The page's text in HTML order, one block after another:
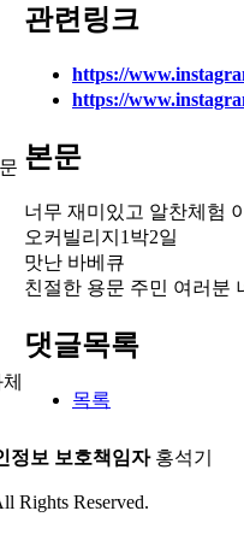
관련링크
https://
https://
본문
너무 재미있고 알찬체험
오커빌리지1박2일
맛난 바베큐
친절한 용문 주민 여러분
댓글목록
목록
정보 보호책임자홍석기
Rights Reserved.